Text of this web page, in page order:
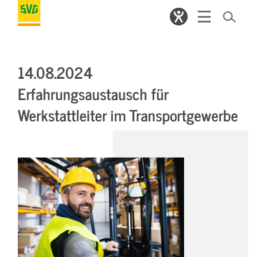
14.08.2024
Erfahrungsaustausch für
Werkstattleiter im Transportgewerbe